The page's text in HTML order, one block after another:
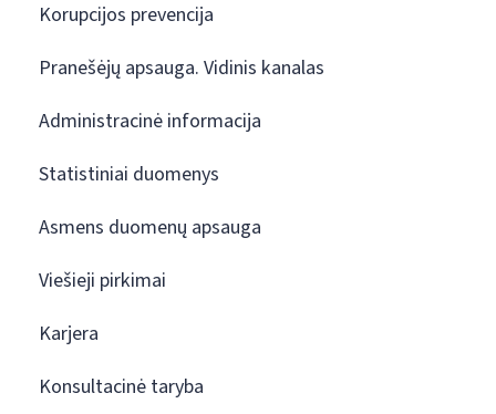
Korupcijos prevencija
Pranešėjų apsauga. Vidinis kanalas
Administracinė informacija
Statistiniai duomenys
Asmens duomenų apsauga
Viešieji pirkimai
Karjera
Konsultacinė taryba